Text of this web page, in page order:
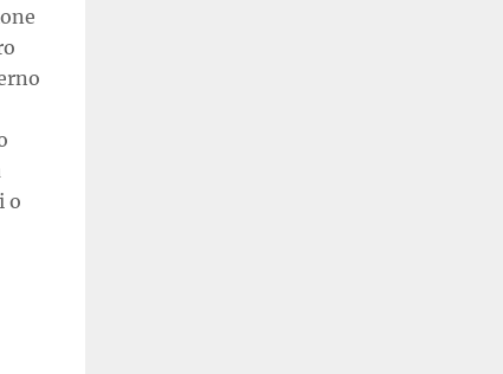
o